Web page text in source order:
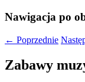
Nawigacja po
← Poprzednie
Zabawy